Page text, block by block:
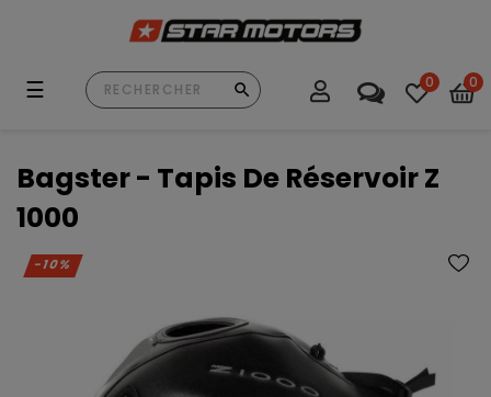
Basculer
☰ 0 0
Bagster - Tapis De Réservoir Z
1000
-10%